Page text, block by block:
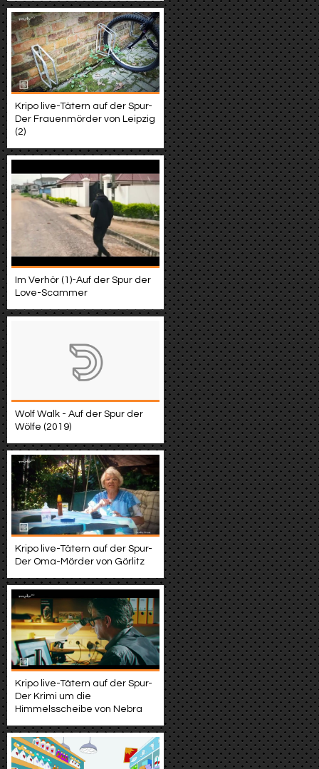
Kripo live-Tätern auf der Spur-
Der Frauenmörder von Leipzig
(2)
Im Verhör (1)-Auf der Spur der
Love-Scammer
Wolf Walk - Auf der Spur der
Wölfe (2019)
Kripo live-Tätern auf der Spur-
Der Oma-Mörder von Görlitz
Kripo live-Tätern auf der Spur-
Der Krimi um die
Himmelsscheibe von Nebra